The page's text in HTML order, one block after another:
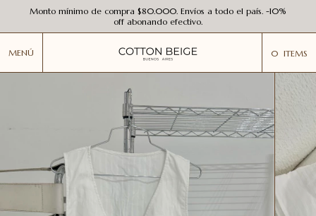
Monto mínimo de compra $80.000. Envíos a todo el país. -10%
off abonando efectivo.
MENÚ 0 ITEMS